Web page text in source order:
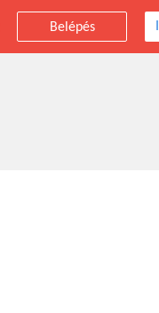
Belépés